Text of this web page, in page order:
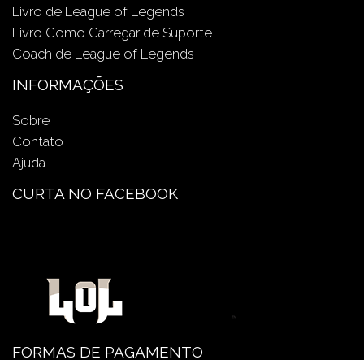
Livro de League of Legends
Livro Como Carregar de Suporte
Coach de League of Legends
INFORMAÇÕES
Sobre
Contato
Ajuda
CURTA NO FACEBOOK
FORMAS DE PAGAMENTO